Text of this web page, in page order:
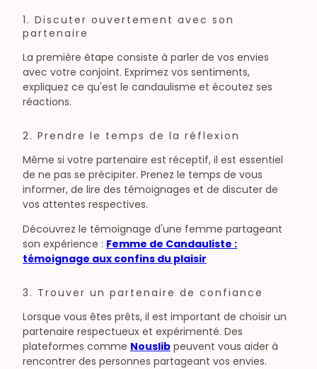
1. Discuter ouvertement avec son
partenaire
La première étape consiste à parler de vos envies
avec votre conjoint. Exprimez vos sentiments,
expliquez ce qu'est le candaulisme et écoutez ses
réactions.
2. Prendre le temps de la réflexion
Même si votre partenaire est réceptif, il est essentiel
de ne pas se précipiter. Prenez le temps de vous
informer, de lire des témoignages et de discuter de
vos attentes respectives.
Découvrez le témoignage d'une femme partageant
son expérience : Femme de Candauliste :
témoignage aux confins du plaisir
3. Trouver un partenaire de confiance
Lorsque vous êtes prêts, il est important de choisir un
partenaire respectueux et expérimenté. Des
plateformes comme Nouslib peuvent vous aider à
rencontrer des personnes partageant vos envies.